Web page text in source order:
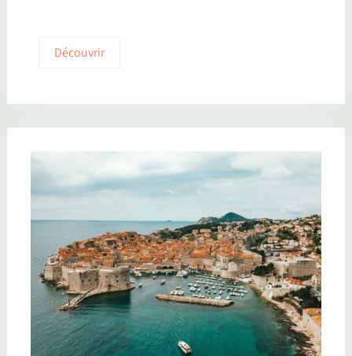
Découvrir